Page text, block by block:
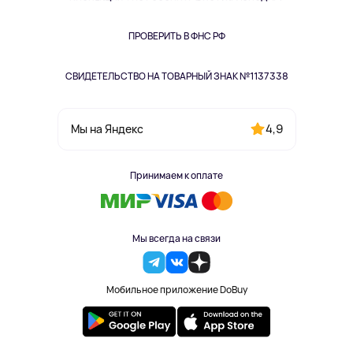
ПРОВЕРИТЬ В ФНС РФ
СВИДЕТЕЛЬСТВО НА ТОВАРНЫЙ ЗНАК №1137338
Мы на Яндекс 4,9
Принимаем к оплате
Мы всегда на связи
Мобильное приложение DoBuy
Одежда и аксессуары